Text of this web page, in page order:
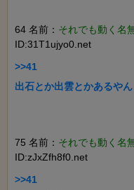
64 名前： それでも動く名
ID:31T1ujyo0.net
>>41
出石とか出雲とかあるやん
75 名前： それでも動く名
ID:zJxZfh8f0.net
>>41